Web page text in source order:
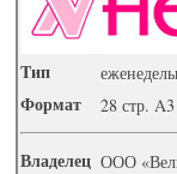
Tип
Формат 28 стр. A3
Владелец ООО